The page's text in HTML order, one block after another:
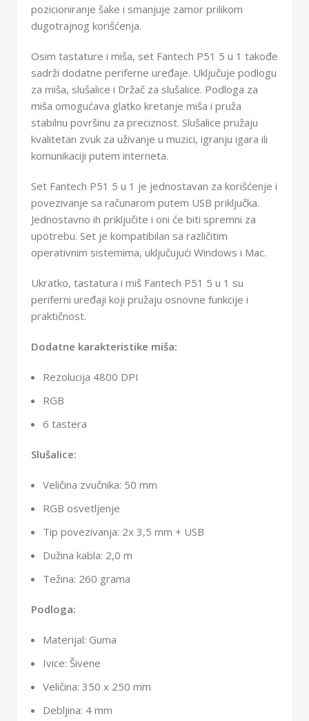
pozicioniranje šake i smanjuje zamor prilikom
dugotrajnog korišćenja.
Osim tastature i miša, set Fantech P51 5 u 1 takođe
sadrži dodatne periferne uređaje. Uključuje podlogu
za miša, slušalice i Držač za slušalice. Podloga za
miša omogućava glatko kretanje miša i pruža
stabilnu površinu za preciznost. Slušalice pružaju
kvalitetan zvuk za uživanje u muzici, igranju igara ili
komunikaciji putem interneta.
Set Fantech P51 5 u 1 je jednostavan za korišćenje i
povezivanje sa računarom putem USB priključka.
Jednostavno ih priključite i oni će biti spremni za
upotrebu. Set je kompatibilan sa različitim
operativnim sistemima, uključujući Windows i Mac.
Ukratko, tastatura i miš Fantech P51 5 u 1 su
periferni uređaji koji pružaju osnovne funkcije i
praktičnost.
Dodatne karakteristike miša:
Rezolucija 4800 DPI
RGB
6 tastera
Slušalice:
Veličina zvučnika: 50 mm
RGB osvetljenje
Tip povezivanja: 2x 3,5 mm + USB
Dužina kabla: 2,0 m
Težina: 260 grama
Podloga:
Materijal: Guma
Ivice: Šivene
Veličina: 350 x 250 mm
Debljina: 4 mm